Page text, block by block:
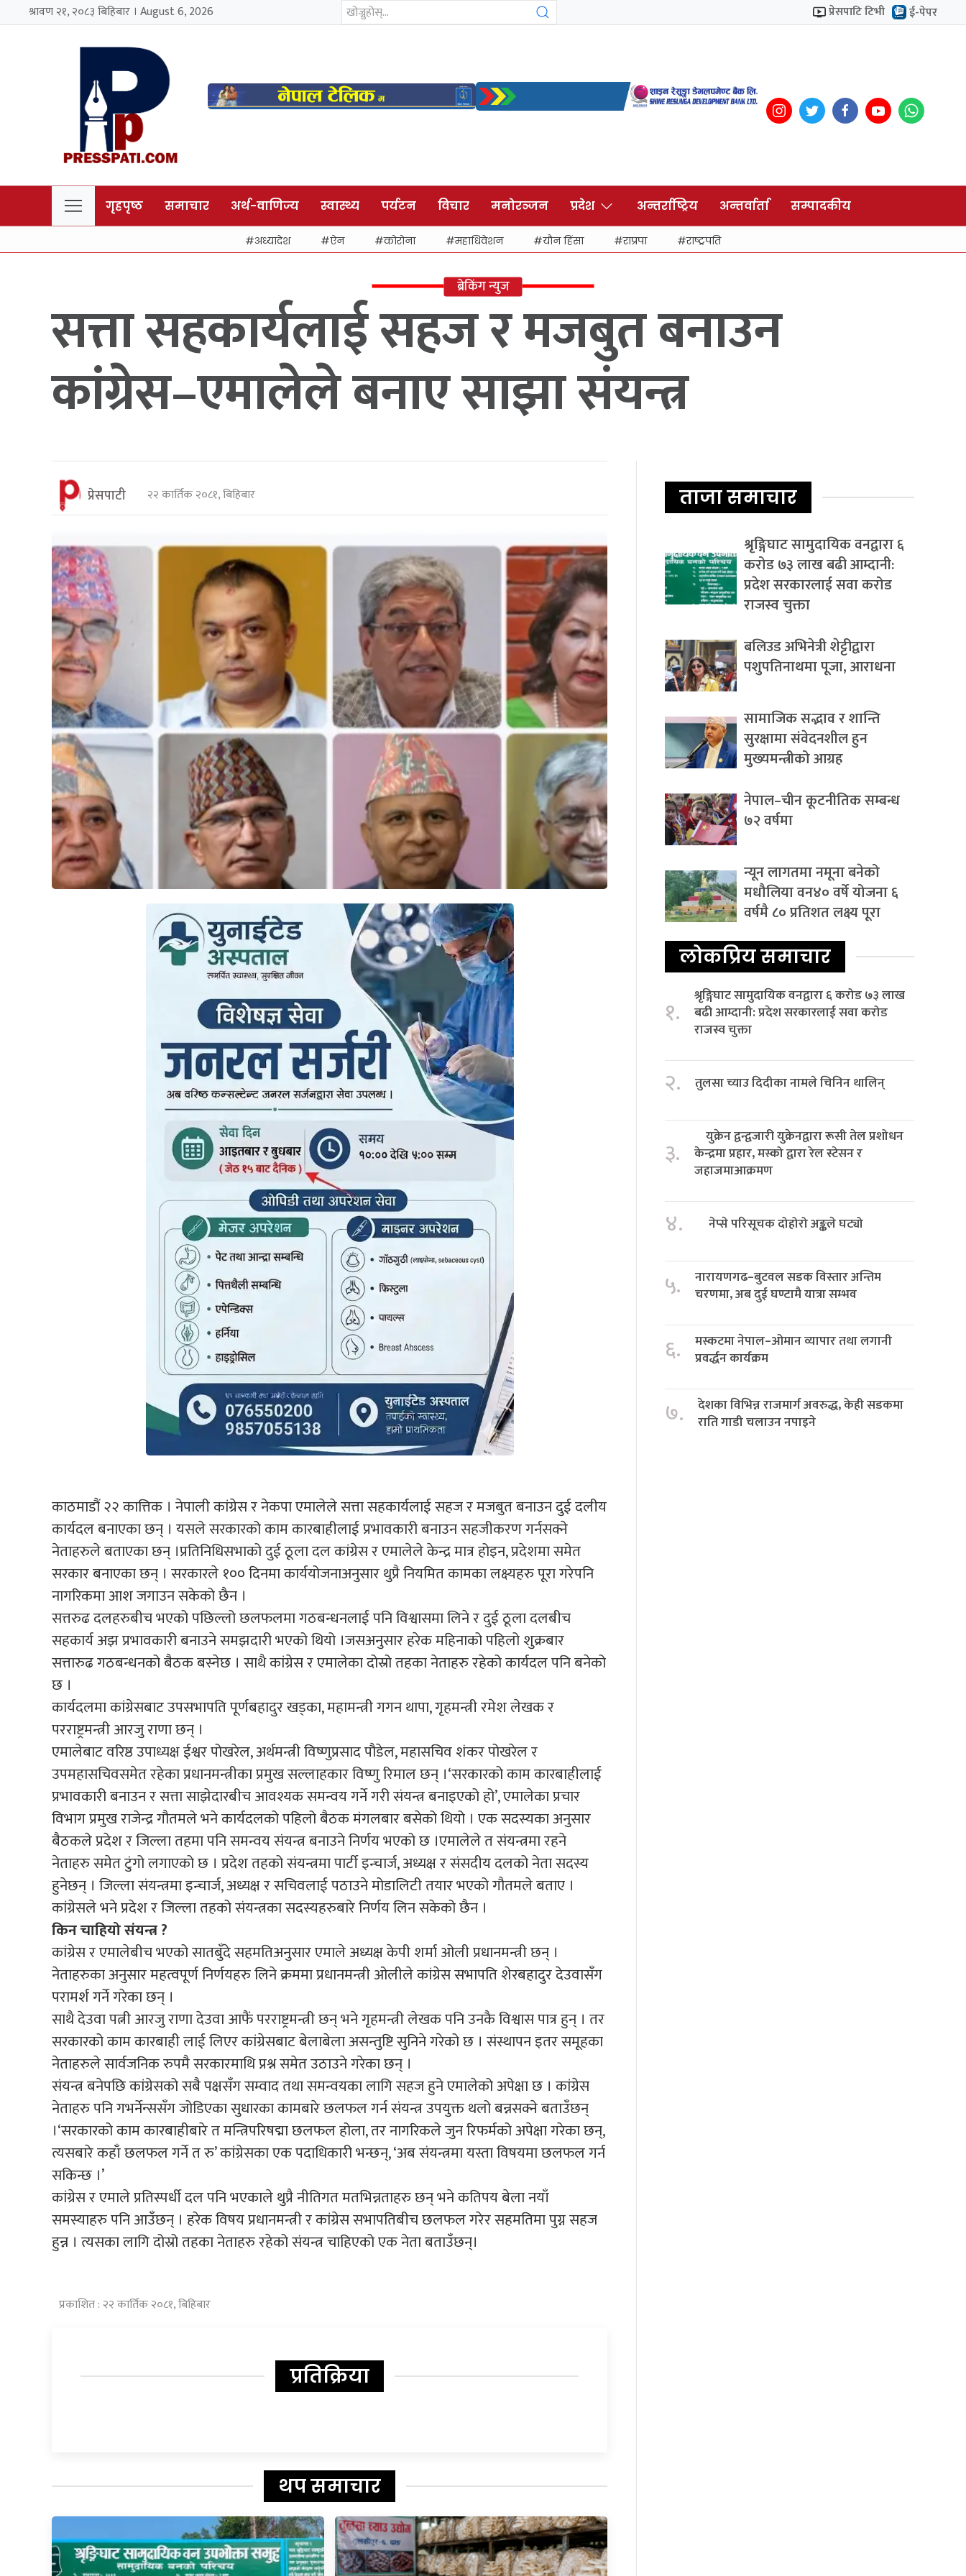
श्रावण २१, २०८३ बिहिबार । August 6, 2026 प्रेसपाटि टिभी ई-पेपर
गृहपृष्ठ समाचार अर्थ-वाणिज्य स्वास्थ्य पर्यटन विचार मनोरञ्जन प्रदेश अन्तर्राष्ट्रिय अन्तर्वार्ता सम्पादकीय
अध्यादेश ऐन कोरोना महाधिवेशन यौन हिंसा राप्रपा राष्ट्रपति
ब्रेकिंग न्युज
सत्ता सहकार्यलाई सहज र मजबुत बनाउन
कांग्रेस–एमालेले बनाए साझा संयन्त्र
प्रेसपाटी २२ कार्तिक २०८१, बिहिबार
काठमाडौं २२ कात्तिक । नेपाली कांग्रेस र नेकपा एमालेले सत्ता सहकार्यलाई सहज र मजबुत बनाउन दुई दलीय
कार्यदल बनाएका छन् । यसले सरकारको काम कारबाहीलाई प्रभावकारी बनाउन सहजीकरण गर्नसक्ने
नेताहरुले बताएका छन् ।प्रतिनिधिसभाको दुई ठूला दल कांग्रेस र एमालेले केन्द्र मात्र होइन, प्रदेशमा समेत
सरकार बनाएका छन् । सरकारले १०० दिनमा कार्ययोजनाअनुसार थुप्रै नियमित कामका लक्ष्यहरु पूरा गरेपनि
नागरिकमा आश जगाउन सकेको छैन ।
सत्तरुढ दलहरुबीच भएको पछिल्लो छलफलमा गठबन्धनलाई पनि विश्वासमा लिने र दुई ठूला दलबीच
सहकार्य अझ प्रभावकारी बनाउने समझदारी भएको थियो ।जसअनुसार हरेक महिनाको पहिलो शुक्रबार
सत्तारुढ गठबन्धनको बैठक बस्नेछ । साथै कांग्रेस र एमालेका दोस्रो तहका नेताहरु रहेको कार्यदल पनि बनेको
छ ।
कार्यदलमा कांग्रेसबाट उपसभापति पूर्णबहादुर खड्का, महामन्त्री गगन थापा, गृहमन्त्री रमेश लेखक र
परराष्ट्रमन्त्री आरजु राणा छन् ।
एमालेबाट वरिष्ठ उपाध्यक्ष ईश्वर पोखरेल, अर्थमन्त्री विष्णुप्रसाद पौडेल, महासचिव शंकर पोखरेल र
उपमहासचिवसमेत रहेका प्रधानमन्त्रीका प्रमुख सल्लाहकार विष्णु रिमाल छन् ।‘सरकारको काम कारबाहीलाई
प्रभावकारी बनाउन र सत्ता साझेदारबीच आवश्यक समन्वय गर्ने गरी संयन्त्र बनाइएको हो’, एमालेका प्रचार
विभाग प्रमुख राजेन्द्र गौतमले भने कार्यदलको पहिलो बैठक मंगलबार बसेको थियो । एक सदस्यका अनुसार
बैठकले प्रदेश र जिल्ला तहमा पनि समन्वय संयन्त्र बनाउने निर्णय भएको छ ।एमालेले त संयन्त्रमा रहने
नेताहरु समेत टुंगो लगाएको छ । प्रदेश तहको संयन्त्रमा पार्टी इन्चार्ज, अध्यक्ष र संसदीय दलको नेता सदस्य
हुनेछन् । जिल्ला संयन्त्रमा इन्चार्ज, अध्यक्ष र सचिवलाई पठाउने मोडालिटी तयार भएको गौतमले बताए ।
कांग्रेसले भने प्रदेश र जिल्ला तहको संयन्त्रका सदस्यहरुबारे निर्णय लिन सकेको छैन ।
किन चाहियो संयन्त्र ?
कांग्रेस र एमालेबीच भएको सातबुँदे सहमतिअनुसार एमाले अध्यक्ष केपी शर्मा ओली प्रधानमन्त्री छन् ।
नेताहरुका अनुसार महत्वपूर्ण निर्णयहरु लिने क्रममा प्रधानमन्त्री ओलीले कांग्रेस सभापति शेरबहादुर देउवासँग
परामर्श गर्ने गरेका छन् ।
साथै देउवा पत्नी आरजु राणा देउवा आफैं परराष्ट्रमन्त्री छन् भने गृहमन्त्री लेखक पनि उनकै विश्वास पात्र हुन् । तर
सरकारको काम कारबाही लाई लिएर कांग्रेसबाट बेलाबेला असन्तुष्टि सुनिने गरेको छ । संस्थापन इतर समूहका
नेताहरुले सार्वजनिक रुपमै सरकारमाथि प्रश्न समेत उठाउने गरेका छन् ।
संयन्त्र बनेपछि कांग्रेसको सबै पक्षसँग सम्वाद तथा समन्वयका लागि सहज हुने एमालेको अपेक्षा छ । कांग्रेस
नेताहरु पनि गभर्नेन्ससँग जोडिएका सुधारका कामबारे छलफल गर्न संयन्त्र उपयुक्त थलो बन्नसक्ने बताउँछन्
।‘सरकारको काम कारबाहीबारे त मन्त्रिपरिषद्मा छलफल होला, तर नागरिकले जुन रिफर्मको अपेक्षा गरेका छन्,
त्यसबारे कहाँ छलफल गर्ने त रु’ कांग्रेसका एक पदाधिकारी भन्छन्, ‘अब संयन्त्रमा यस्ता विषयमा छलफल गर्न
सकिन्छ ।’
कांग्रेस र एमाले प्रतिस्पर्धी दल पनि भएकाले थुप्रै नीतिगत मतभिन्नताहरु छन् भने कतिपय बेला नयाँ
समस्याहरु पनि आउँछन् । हरेक विषय प्रधानमन्त्री र कांग्रेस सभापतिबीच छलफल गरेर सहमतिमा पुग्न सहज
हुन्न । त्यसका लागि दोस्रो तहका नेताहरु रहेको संयन्त्र चाहिएको एक नेता बताउँछन्।
प्रकाशित : २२ कार्तिक २०८१, बिहिबार
प्रतिक्रिया
थप समाचार
ताजा समाचार
श्रृङ्गिघाट सामुदायिक वनद्वारा ६
करोड ७३ लाख बढी आम्दानी:
प्रदेश सरकारलाई सवा करोड
राजस्व चुक्ता
बलिउड अभिनेत्री शेट्टीद्वारा
पशुपतिनाथमा पूजा, आराधना
सामाजिक सद्भाव र शान्ति
सुरक्षामा संवेदनशील हुन
मुख्यमन्त्रीको आग्रह
नेपाल–चीन कूटनीतिक सम्बन्ध
७२ वर्षमा
न्यून लागतमा नमूना बनेको
मधौलिया वन४० वर्षे योजना ६
वर्षमै ८० प्रतिशत लक्ष्य पूरा
लोकप्रिय समाचार
१.
श्रृङ्गिघाट सामुदायिक वनद्वारा ६ करोड ७३ लाख
बढी आम्दानी: प्रदेश सरकारलाई सवा करोड
राजस्व चुक्ता
२. तुलसा च्याउ दिदीका नामले चिनिन थालिन्
३.
युक्रेन द्वन्द्वजारी युक्रेनद्वारा रूसी तेल प्रशोधन
केन्द्रमा प्रहार, मस्को द्वारा रेल स्टेसन र
जहाजमाआक्रमण
४. नेप्से परिसूचक दोहोरो अङ्कले घट्यो
५.
नारायणगढ–बुटवल सडक विस्तार अन्तिम
चरणमा, अब दुई घण्टामै यात्रा सम्भव
६.
मस्कटमा नेपाल–ओमान व्यापार तथा लगानी
प्रवर्द्धन कार्यक्रम
७.
देशका विभिन्न राजमार्ग अवरुद्ध, केही सडकमा
राति गाडी चलाउन नपाइने